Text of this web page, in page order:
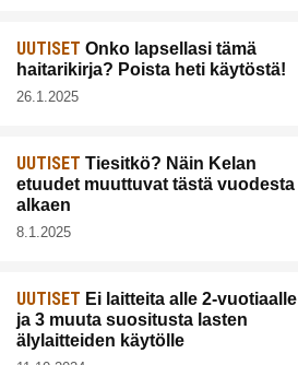
UUTISET Onko lapsellasi tämä
haitarikirja? Poista heti käytöstä!
26.1.2025
UUTISET Tiesitkö? Näin Kelan
etuudet muuttuvat tästä vuodesta
alkaen
8.1.2025
UUTISET Ei laitteita alle 2-vuotiaalle
ja 3 muuta suositusta lasten
älylaitteiden käytölle